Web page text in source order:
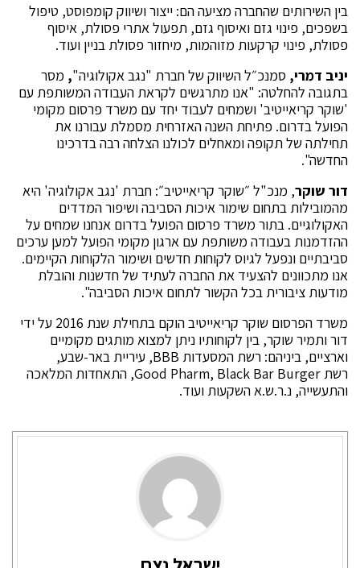
בין השירותים שהחברה מציעה הם: ייצור ושיווק קומפוסט, טיפול
בשפכים, פינוי גזם ואיסוף גזם, תפעול אתרי פסולת, איסוף
פסולת, פינוי קרקעות מזוהמות, מיחזור פסולת בניין ועוד.
יניב דמרי, סמנכ״ל השיווק של חברת "נגב אקולוגיה", מסר
בתגובה להחלטה: "אנו מתרגשים לקראת העבודה המשותפת עם
'שוקר קריאייטיב' ושמחים לעבוד יחד עם משרד פרסום מקומי
הפועל בדרום. פתיחת השנה האזרחית מסמלת עבורנו את
תחילתה של תקופה ומאחלים לכולנו הצלחה רבה בדרכינו
החדשה".
דור שוקר, מנכ"ל ״שוקר קריאייטיב״: חברת 'נגב אקולוגיה' היא
מהמובילות בתחום שימור איכות הסביבה ושיפור המדדים
האקולוגיים. בתור משרד פרסום הפועל בדרום אנחנו שמחים על
ההזדמנות בעבודה משותפת עם ארגון מקומי הפועל למען ערכים
סביבתיים ונפעל לגיוס לקוחות חדשים ושימור הלקוחות הקיימים.
אנו מתכוונים להצעיד את החברה לעתיד של חדשנות והובלת
מודעות ציבורית בכל הקשור לתחום איכות הסביבה".
משרד הפרסום שוקר קריאייטיב הוקם בתחילת שנת 2016 על ידי
דור ותמיר שוקר, בין לקוחותיו ניתן למצוא מותגים מקומיים
וארציים, ביניהם: רשת המסעדות BBB, עיריית באר-שבע,
רשת Good Pharm, Black Bar Burger, התאחדות המלאכה
והתעשייה, נ.ר.ש.א השקעות ועוד.